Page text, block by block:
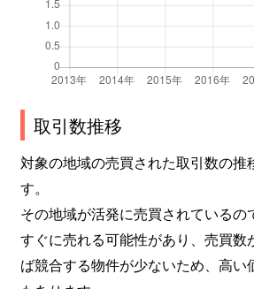
取引数推移
対象の地域の売買された取引数の推
す。
その地域が活発に売買されているの
すぐに売れる可能性があり、売買数
ば競合する物件が少ないため、高い